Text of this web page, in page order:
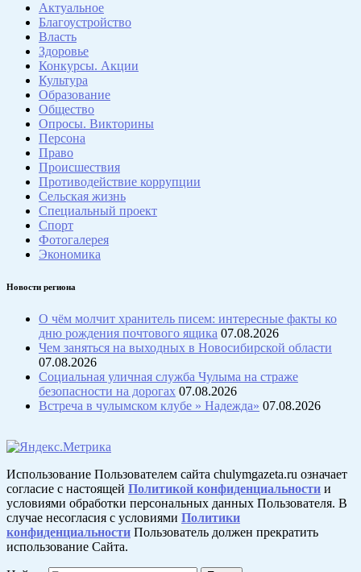
Актуальное
Благоустройство
Власть
Здоровье
Конкурсы. Акции
Культура
Образование
Общество
Опросы. Викторины
Персона
Право
Происшествия
Противодействие коррупции
Сельская жизнь
Специальный проект
Спорт
Фотогалерея
Экономика
Новости региона
О чём молчит хранитель писем: интересные факты ко
дню рождения почтового ящика 07.08.2026
Чем заняться на выходных в Новосибирской области
07.08.2026
Социальная уличная служба Чулыма на страже
безопасности на дорогах 07.08.2026
Встреча в чулымском клубе » Надежда» 07.08.2026
Использование Пользователем сайта chulymgazeta.ru означает
согласие с настоящей Политикой конфиденциальности и
условиями обработки персональных данных Пользователя. В
случае несогласия с условиями Политики
конфиденциальности Пользователь должен прекратить
использование Сайта.